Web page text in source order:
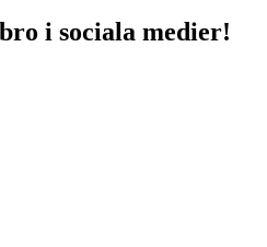
i sociala medier!